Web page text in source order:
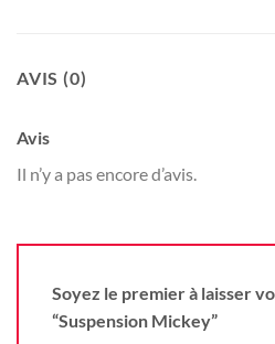
AVIS (0)
Avis
Il n’y a pas encore d’avis.
Soyez le premier à laisser
“Suspension Mickey”